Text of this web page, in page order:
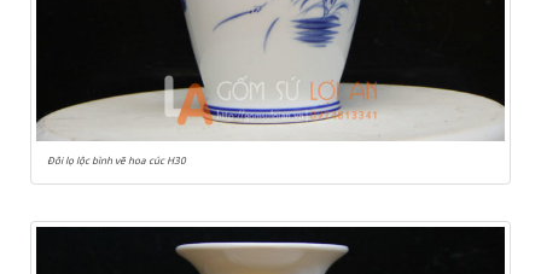
Đôi lọ lộc bình vẽ hoa cúc H30